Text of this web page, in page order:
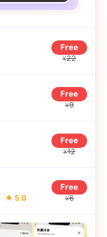
Free
¥22
Free
¥9
Free
¥12
★ 5.0
Free
¥6